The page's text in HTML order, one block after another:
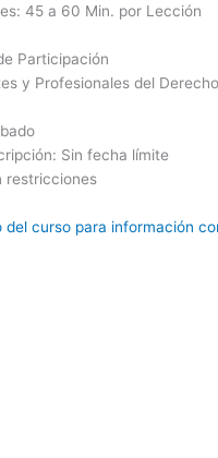
45 a 60 Min. por Lección
Participación
y Profesionales del Derecho
Sin fecha límite
restricciones
del curso para información